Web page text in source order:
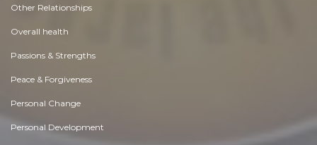
Other Relationships
Overall health
Passions & Strengths
Peace & Forgiveness
Personal Change
Personal Development